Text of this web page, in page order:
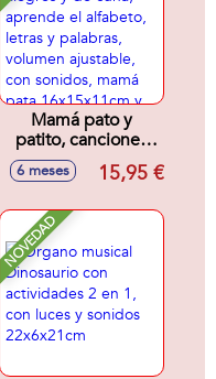
Mamá pato y
patito, canciones
alegres y de cuna,
aprende el
palabras, volumen
ajustable, con
sonidos, mamá
pata 16x15x11cm y
patito 6x6x4cm
6 meses 15,95 €
NOVEDAD